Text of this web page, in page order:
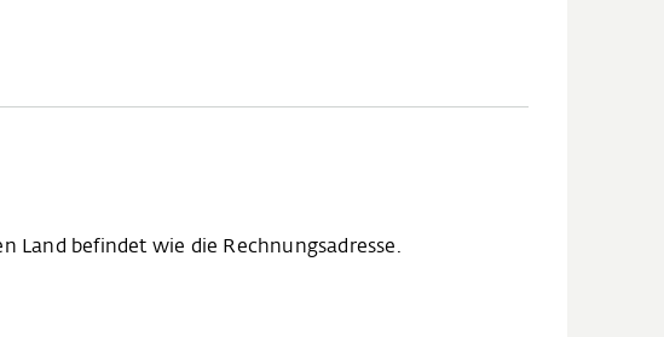
Land befindet wie die Rechnungsadresse.